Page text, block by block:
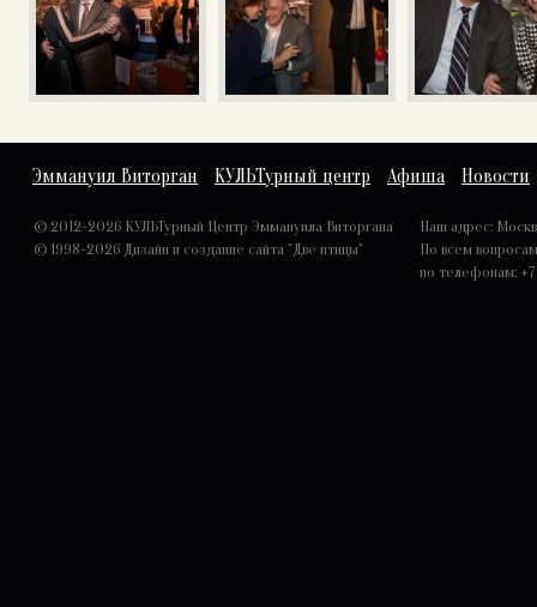
Эммануил Виторган КУЛЬТурный центр Афиша Новости
© 2012-2026 КУЛЬТурный Центр Эммануила Виторгана
© 1998-2026 Дизайн и создание сайта "Две птицы"
Наш адрес:
По всем
по телефонам: